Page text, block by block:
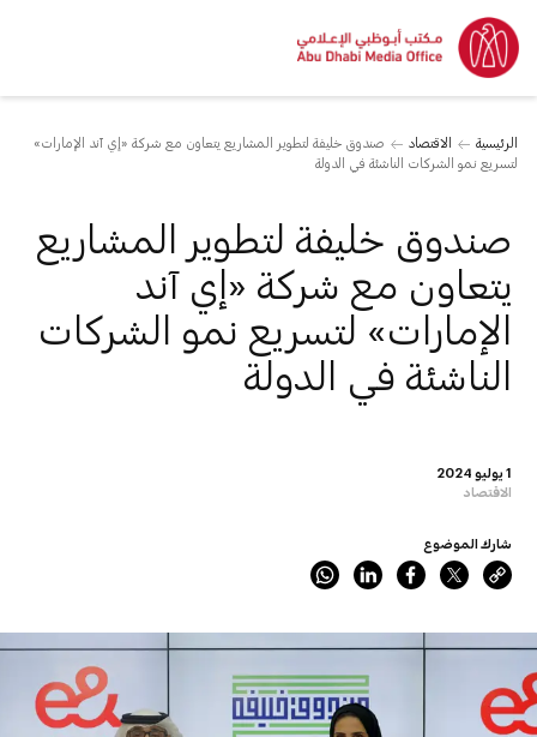
الرئيسية الاقتصاد
صندوق خليفة لتطوير المشاريع يتعاون مع شركة «إي آند الإمارات»
لتسريع نمو الشركات الناشئة في الدولة
الاقتصاد
صندوق خليفة لتطوير المشاريع
يتعاون مع شركة «إي آند
الإمارات» لتسريع نمو الشركات
الناشئة في الدولة
شارك الموضوع